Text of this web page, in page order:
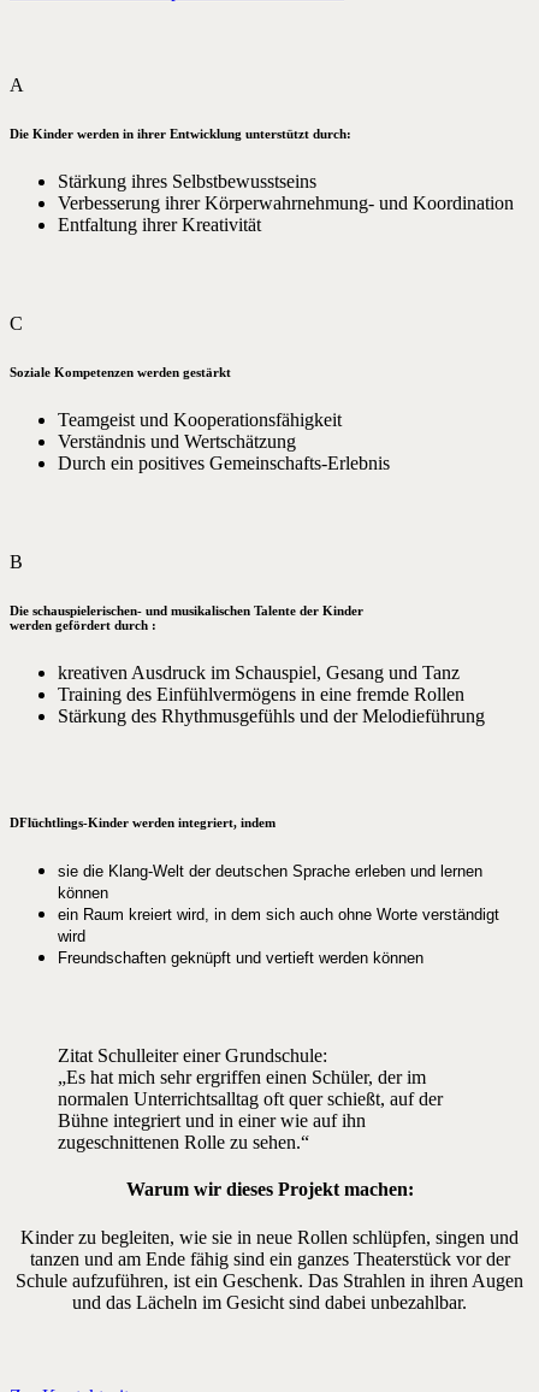
A
Die Kinder werden in ihrer Entwicklung unterstützt durch:
Stärkung ihres Selbstbewusstseins
Verbesserung ihrer Körperwahrnehmung- und Koordination
Entfaltung ihrer Kreativität
C
Soziale Kompetenzen werden gestärkt
Teamgeist und Kooperationsfähigkeit
Verständnis und Wertschätzung
Durch ein positives Gemeinschafts-Erlebnis
B
Die schauspielerischen- und musikalischen Talente der Kinder
werden gefördert durch :
kreativen Ausdruck im Schauspiel, Gesang und Tanz
Training des Einfühlvermögens in eine fremde Rollen
Stärkung des Rhythmusgefühls und der Melodieführung
DFlüchtlings-Kinder werden integriert, indem
sie die Klang-Welt der deutschen Sprache erleben und lernen
können
ein Raum kreiert wird, in dem sich auch ohne Worte verständigt
wird
Freundschaften geknüpft und vertieft werden können
Zitat Schulleiter einer Grundschule:
„Es hat mich sehr ergriffen einen Schüler, der im
normalen Unterrichtsalltag oft quer schießt, auf der
Bühne integriert und in einer wie auf ihn
zugeschnittenen Rolle zu sehen.“
Warum wir dieses Projekt machen:
Kinder zu begleiten, wie sie in neue Rollen schlüpfen, singen und
tanzen und am Ende fähig sind ein ganzes Theaterstück vor der
Schule aufzuführen, ist ein Geschenk. Das Strahlen in ihren Augen
und das Lächeln im Gesicht sind dabei unbezahlbar.